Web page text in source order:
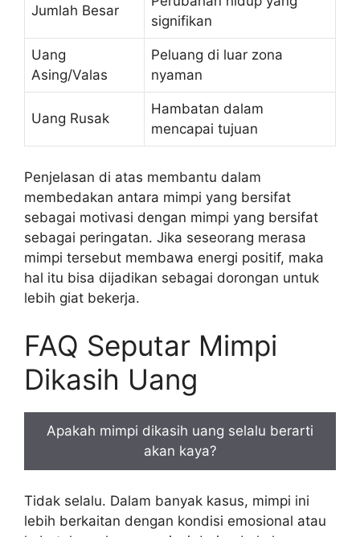
Jumlah Besar
signifikan
Uang
Asing/Valas
Peluang di luar zona
nyaman
Uang Rusak
Hambatan dalam
mencapai tujuan
Penjelasan di atas membantu dalam
membedakan antara mimpi yang bersifat
sebagai motivasi dengan mimpi yang bersifat
sebagai peringatan. Jika seseorang merasa
mimpi tersebut membawa energi positif, maka
hal itu bisa dijadikan sebagai dorongan untuk
lebih giat bekerja.
FAQ Seputar Mimpi
Dikasih Uang
Apakah mimpi dikasih uang selalu berarti
akan kaya?
Tidak selalu. Dalam banyak kasus, mimpi ini
lebih berkaitan dengan kondisi emosional atau